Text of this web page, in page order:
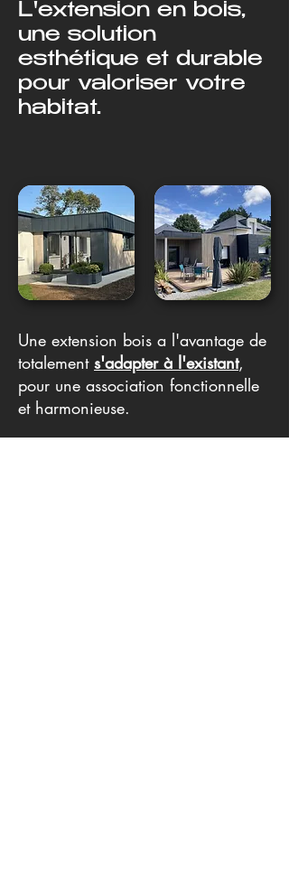
L'extension en bois,
une solution
esthétique et durable
pour valoriser votre
habitat.
Une extension bois a l'avantage de
totalement s'adapter à l'existant,
pour une association fonctionnelle
et harmonieuse.​